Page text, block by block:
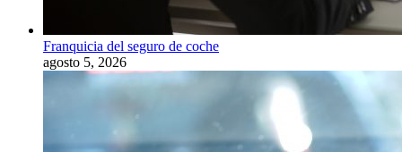
Franquicia del seguro de coche
agosto 5, 2026